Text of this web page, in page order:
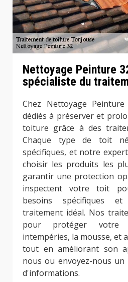
Nettoyage Peinture
spécialiste du
Chez Nettoyage
dédiés à préserver et
toiture grâce à des
Chaque type de toit
spécifiques, et notre
choisir les produits les
garantir une protection
inspectent votre toit
besoins spécifiques
traitement idéal. Nos
pour protéger
intempéries, la mousse, et
tout en améliorant son
nous ou envoyez-nous
d'informations.